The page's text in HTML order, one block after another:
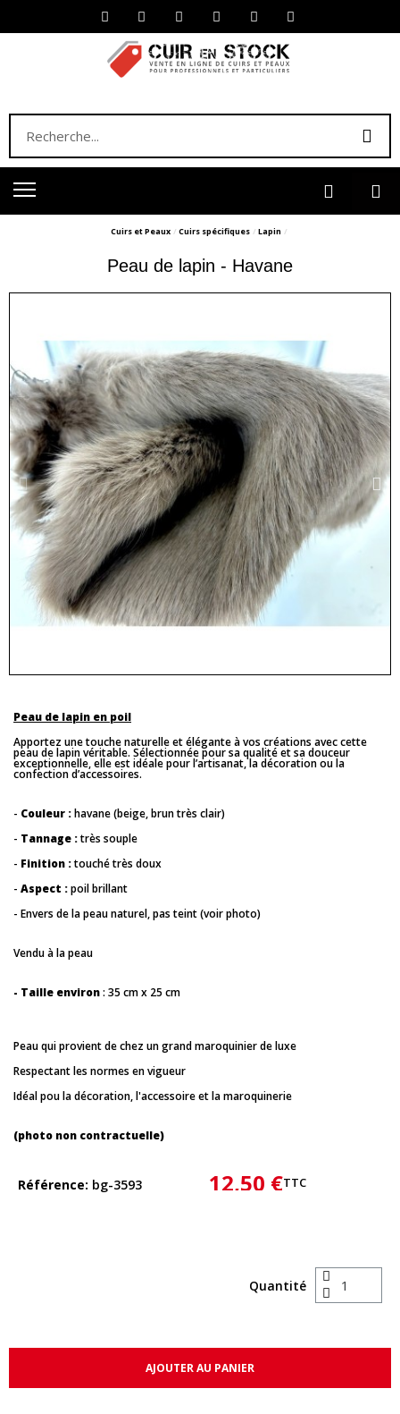
Cuirs et Peaux Cuirs spécifiques Lapin
Peau de lapin - Havane
Peau de lapin en poil
Apportez une touche naturelle et élégante à vos créations avec cette
peau de lapin véritable. Sélectionnée pour sa qualité et sa douceur
exceptionnelle, elle est idéale pour l’artisanat, la décoration ou la
confection d’accessoires.
- Couleur :havane (beige, brun très clair)
- Tannage :très souple
- Finition :touché très doux
- Aspect :poil brillant
- Envers de la peau naturel, pas teint (voir photo)
Vendu à la peau
- Taille environ: 35 cm x 25 cm
Peau qui provient de chez un grand maroquinier de luxe
Respectant les normes en vigueur
Idéal pou la décoration, l'accessoire et la maroquinerie
(photo non contractuelle)
Référence bg-3593 12,50 €TTC
Quantité
AJOUTER AU PANIER